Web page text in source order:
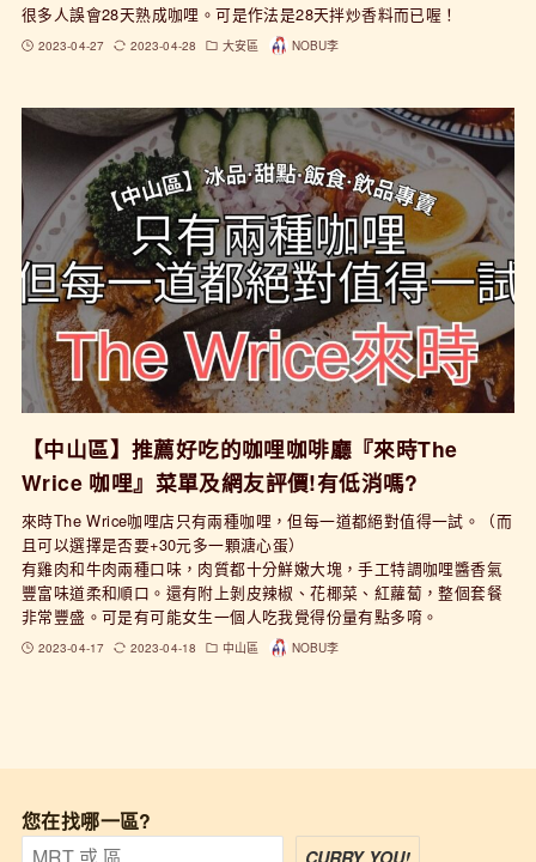
很多人誤會28天熟成咖哩。可是作法是28天拌炒香料而已喔！
2023-04-27 2023-04-28 大安區 NOBU李
【中山區】推薦好吃的咖哩咖啡廳『來時The
Wrice 咖哩』菜單及網友評價!有低消嗎?
來時The Wrice咖哩店只有兩種咖哩，但每一道都絕對值得一試。（而
且可以選擇是否要+30元多一顆溏心蛋）
有雞肉和牛肉兩種口味，肉質都十分鮮嫩大塊，手工特調咖哩醬香氣
豐富味道柔和順口。還有附上剝皮辣椒、花椰菜、紅蘿蔔，整個套餐
非常豐盛。可是有可能女生一個人吃我覺得份量有點多唷。
2023-04-17 2023-04-18 中山區 NOBU李
您在找哪一區?
CURRY YOU!